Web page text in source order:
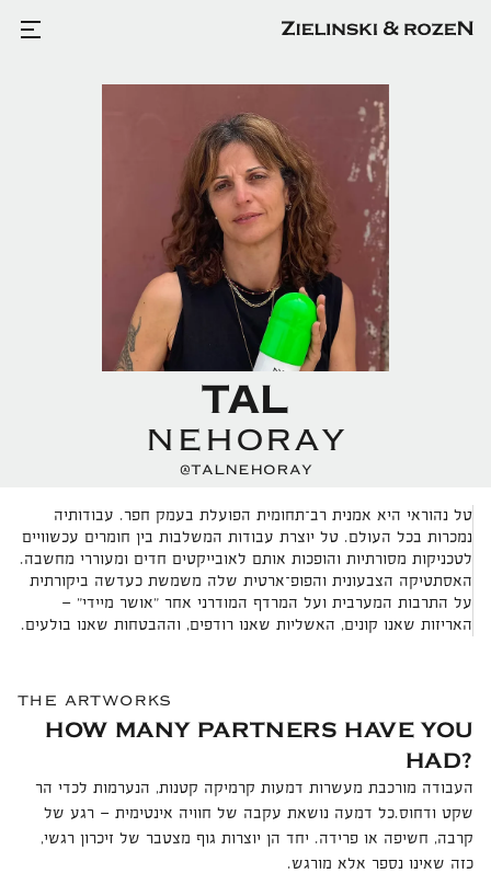
TAL
NEHORAY
@TALNEHORAY
טל נהוראי היא אמנית רב־תחומית הפועלת בעמק חפר. עבודותיה
נמכרות בכל העולם. טל יוצרת עבודות המשלבות בין חומרים עכשוויים
לטכניקות מסורתיות והופכות אותם לאובייקטים חדים ומעוררי מחשבה.
האסתטיקה הצבעונית והפופ־ארטית שלה משמשת כעדשה ביקורתית
על התרבות המערבית ועל המרדף המודרני אחר "אושר מיידי" —
האריזות שאנו קונים, האשליות שאנו רודפים, וההבטחות שאנו בולעים.
the artworks
HOW MANY PARTNERS HAVE YOU
HAD?
העבודה מורכבת מעשרות דמעות קרמיקה קטנות, הנערמות לכדי הר
שקט ודחוס.כל דמעה נושאת עקבה של חוויה אינטימית — רגע של
קרבה, חשיפה או פרידה. יחד הן יוצרות גוף מצטבר של זיכרון רגשי,
כזה שאינו נספר אלא מורגש.